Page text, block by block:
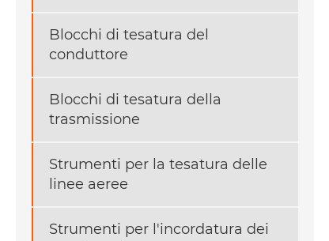
Blocchi di tesatura del
conduttore
Blocchi di tesatura della
trasmissione
Strumenti per la tesatura delle
linee aeree
Strumenti per l'incordatura dei